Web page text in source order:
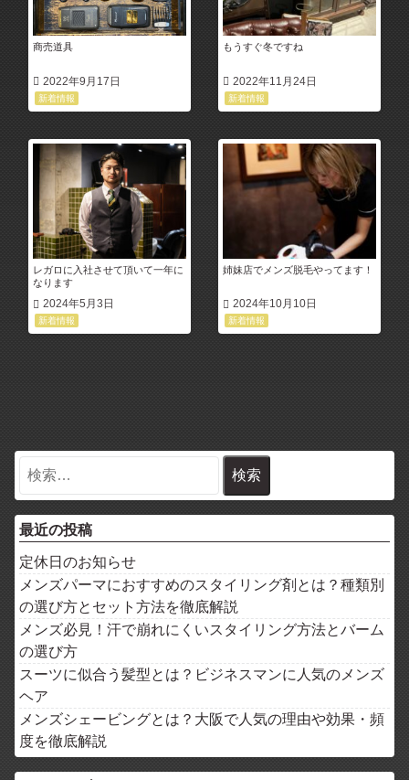
商売道具
2022年9月17日
新着情報
もうすぐ冬ですね
2022年11月24日
新着情報
レガロに入社させて頂いて一年に
なります
2024年5月3日
新着情報
姉妹店でメンズ脱毛やってます！
2024年10月10日
新着情報
最近の投稿
定休日のお知らせ
メンズパーマにおすすめのスタイリング剤とは？種類別
の選び方とセット方法を徹底解説
メンズ必見！汗で崩れにくいスタイリング方法とバーム
の選び方
スーツに似合う髪型とは？ビジネスマンに人気のメンズ
ヘア
メンズシェービングとは？大阪で人気の理由や効果・頻
度を徹底解説